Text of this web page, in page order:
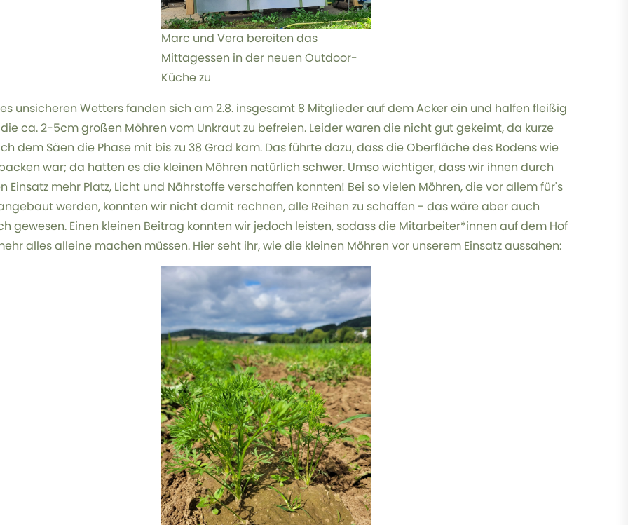
Marc und Vera bereiten das
Mittagessen in der neuen Outdoor-
Küche zu
unsicheren Wetters fanden sich am 2.8. insgesamt 8 Mitglieder auf dem Acker ein und halfen fleißig
ca. 2-5cm großen Möhren vom Unkraut zu befreien. Leider waren die nicht gut gekeimt, da kurze
dem Säen die Phase mit bis zu 38 Grad kam. Das führte dazu, dass die Oberfläche des Bodens wie
war; da hatten es die kleinen Möhren natürlich schwer. Umso wichtiger, dass wir ihnen durch
Einsatz mehr Platz, Licht und Nährstoffe verschaffen konnten! Bei so vielen Möhren, die vor allem für's
werden, konnten wir nicht damit rechnen, alle Reihen zu schaffen - das wäre aber auch
gewesen. Einen kleinen Beitrag konnten wir jedoch leisten, sodass die Mitarbeiter*innen auf dem Hof
alles alleine machen müssen. Hier seht ihr, wie die kleinen Möhren vor unserem Einsatz aussahen: